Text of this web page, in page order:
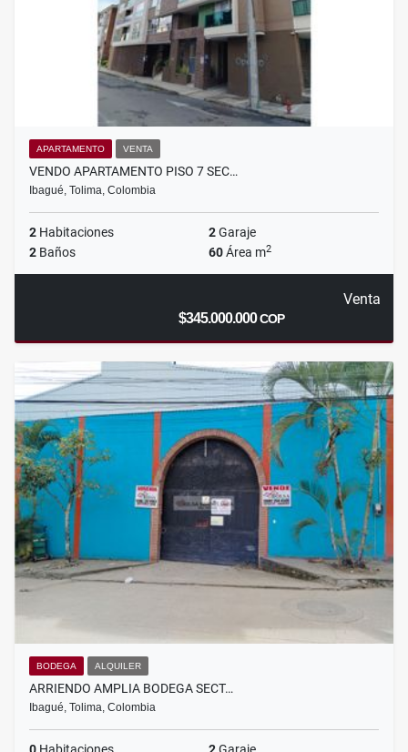
APARTAMENTO VENTA
VENDO APARTAMENTO PISO 7 SEC…
Ibagué, Tolima, Colombia
2 Habitaciones 2Garaje
2 Baños 60Área m2
Venta
$345.000.000COP
BODEGA ALQUILER
ARRIENDO AMPLIA BODEGA SECT…
Ibagué, Tolima, Colombia